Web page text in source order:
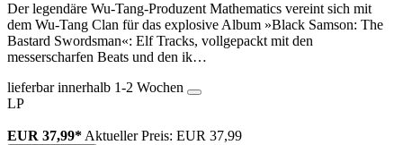
Der legendäre Wu-Tang-Produzent Mathematics vereint sich mit
dem Wu-Tang Clan für das explosive Album »Black Samson: The
Bastard Swordsman«: Elf Tracks, vollgepackt mit den
messerscharfen Beats und den ik…
lieferbar innerhalb 1-2 Wochen
LP
EUR 37,99* Aktueller Preis: EUR 37,99